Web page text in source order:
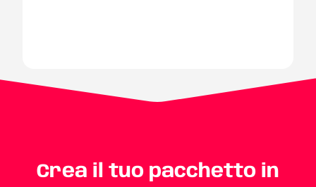
Crea il tuo pacchetto in